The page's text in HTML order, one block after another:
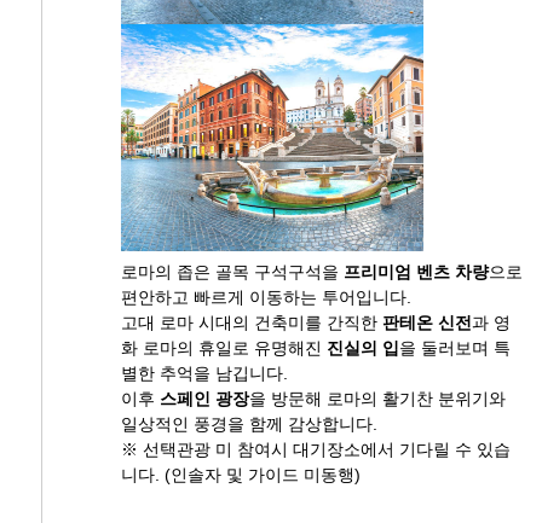
로마의 좁은 골목 구석구석을 프리미엄 벤츠 차량으로
편안하고 빠르게 이동하는 투어입니다.
고대 로마 시대의 건축미를 간직한 판테온 신전과 영
화 로마의 휴일로 유명해진 진실의 입을 둘러보며 특
별한 추억을 남깁니다.
이후 스페인 광장을 방문해 로마의 활기찬 분위기와
일상적인 풍경을 함께 감상합니다.
※ 선택관광 미 참여시 대기장소에서 기다릴 수 있습
니다. (인솔자 및 가이드 미동행)